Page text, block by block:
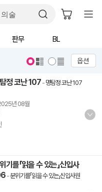
판무 BL
옵션
정 코난 107 - 명탐정 코난 107
년 08월
를「읽을 수 있는」신입사
-분위기를「읽을 수 있는」신입사원